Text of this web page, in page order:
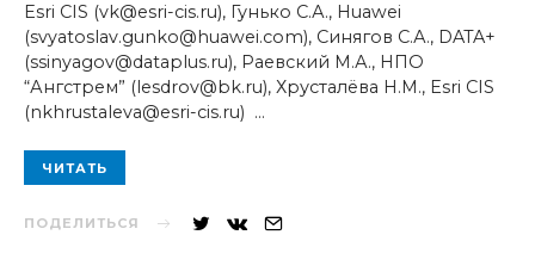
Esri CIS (vk@esri-cis.ru), Гунько С.А., Huawei
(svyatoslav.gunko@huawei.com), Синягов С.А., DATA+
(ssinyagov@dataplus.ru), Раевский М.А., НПО
“Ангстрем” (lesdrov@bk.ru), Хрусталёва Н.М., Esri CIS
(nkhrustaleva@esri-cis.ru) …
ЧИТАТЬ
ПОДЕЛИТЬСЯ